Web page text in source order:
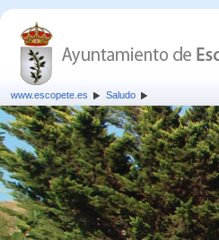
www.escopete.es Saludo